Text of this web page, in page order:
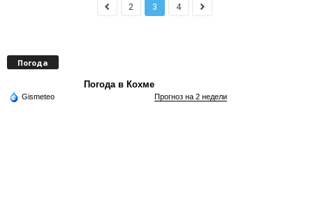
2 3 4
Погода
Погода в Кохме
Gismeteo Прогноз на 2 недели